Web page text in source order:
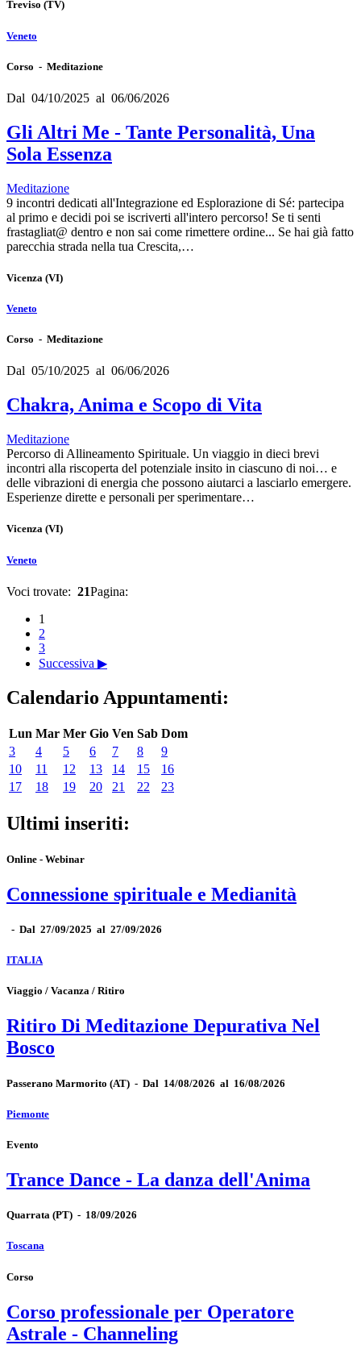
Treviso (TV)
Veneto
Corso - Meditazione
Dal 04/10/2025 al 06/06/2026
Gli Altri Me - Tante Personalità, Una
Sola Essenza
Meditazione
9 incontri dedicati all'Integrazione ed Esplorazione di Sé: partecipa
al primo e decidi poi se iscriverti all'intero percorso! Se ti senti
frastagliat@ dentro e non sai come rimettere ordine... Se hai già fatto
parecchia strada nella tua Crescita,…
Vicenza (VI)
Veneto
Corso - Meditazione
Dal 05/10/2025 al 06/06/2026
Chakra, Anima e Scopo di Vita
Meditazione
Percorso di Allineamento Spirituale. Un viaggio in dieci brevi
incontri alla riscoperta del potenziale insito in ciascuno di noi… e
delle vibrazioni di energia che possono aiutarci a lasciarlo emergere.
Esperienze dirette e personali per sperimentare…
Vicenza (VI)
Veneto
Voci trovate: 21Pagina:
1
2
3
Successiva ▶
Calendario Appuntamenti:
Lun Mar Mer Gio Ven Sab Dom
3
4 5 6 7 8
9
10
11 12 13 14 15
16
17
18 19 20 21 22 23
Ultimi inseriti:
Online - Webinar
Connessione spirituale e Medianità
- Dal 27/09/2025 al 27/09/2026
ITALIA
Viaggio / Vacanza / Ritiro
Ritiro Di Meditazione Depurativa Nel
Bosco
Passerano Marmorito (AT) - Dal 14/08/2026 al 16/08/2026
Piemonte
Evento
Trance Dance - La danza dell'Anima
Quarrata (PT) - 18/09/2026
Toscana
Corso
Corso professionale per Operatore
Astrale - Channeling